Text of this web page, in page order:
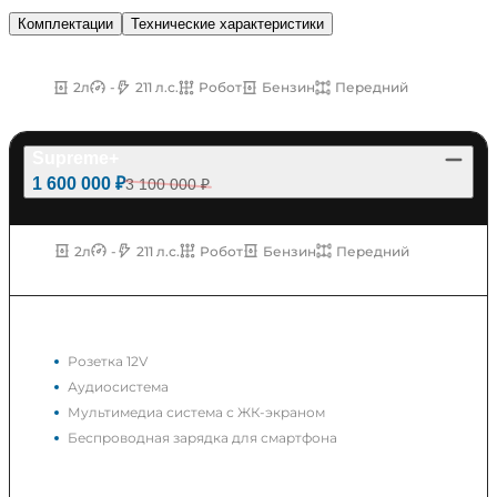
Комплектации Технические характеристики
2л - 211 л.с. Робот Бензин Передний
1 600 000 ₽3 100 000 ₽
2л - 211 л.с. Робот Бензин Передний
Розетка 12V
Аудиосистема
Мультимедиа система с ЖК-экраном
Беспроводная зарядка для смартфона